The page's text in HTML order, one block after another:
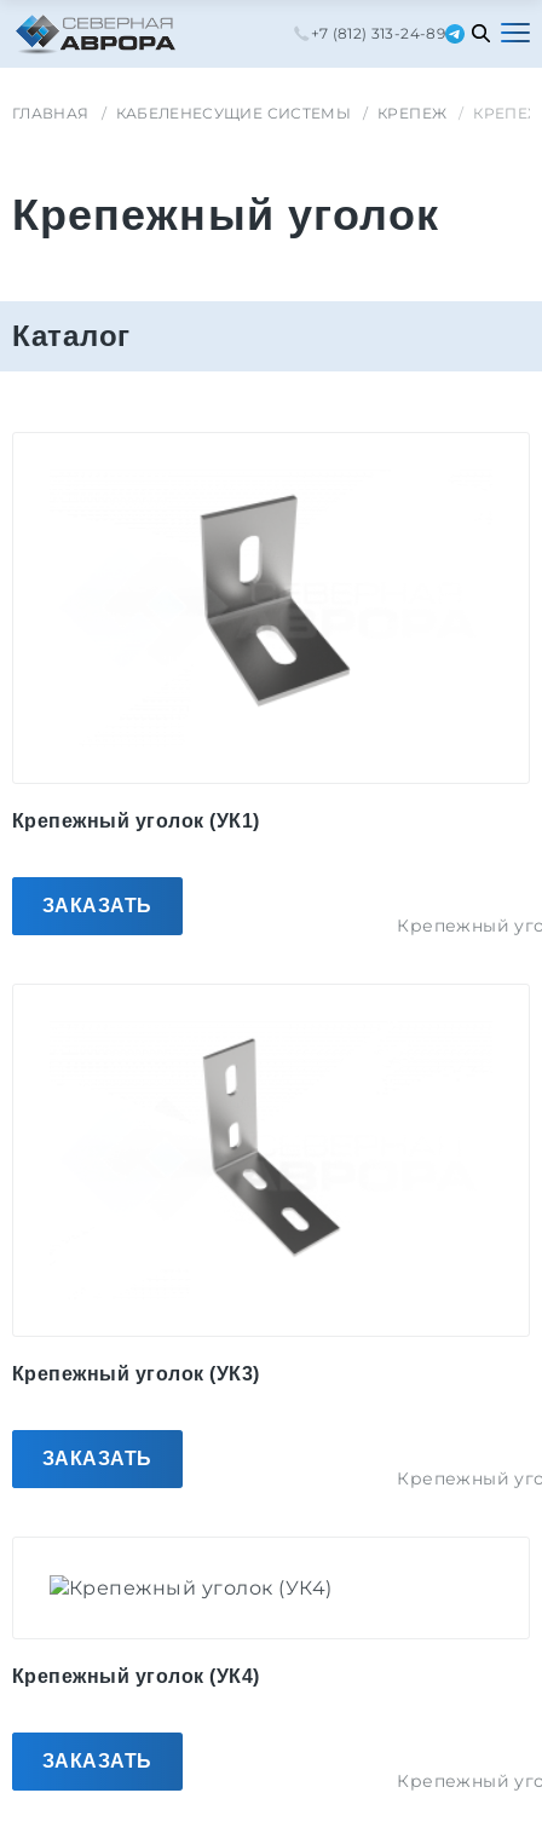
+7 (812) 313-24-89
ГЛАВНАЯ КАБЕЛЕНЕСУЩИЕ СИСТЕМЫ КРЕПЕЖ
Крепежный уголок
Каталог
Крепежный уголок (УК1)
ЗАКАЗАТЬ
Крепежный
Крепежный уголок (УК3)
ЗАКАЗАТЬ
Крепежный
Крепежный уголок (УК4)
ЗАКАЗАТЬ
Крепежный